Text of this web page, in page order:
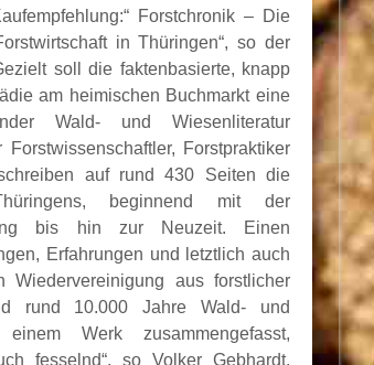
Forstchronik – Die
in Thüringen“, so der
soll die faktenbasierte, knapp
am heimischen Buchmarkt eine
Wald- und Wiesenliteratur
Forstpraktiker
auf rund 430 Seiten die
beginnend mit der
bis hin zur Neuzeit. Einen
Erfahrungen und letztlich auch
aus forstlicher
rund 10.000 Jahre Wald- und
Werk zusammengefasst,
fesselnd“, so Volker Gebhardt,